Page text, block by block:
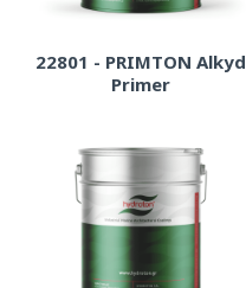
22801 - PRIMTON Alkyd
Primer